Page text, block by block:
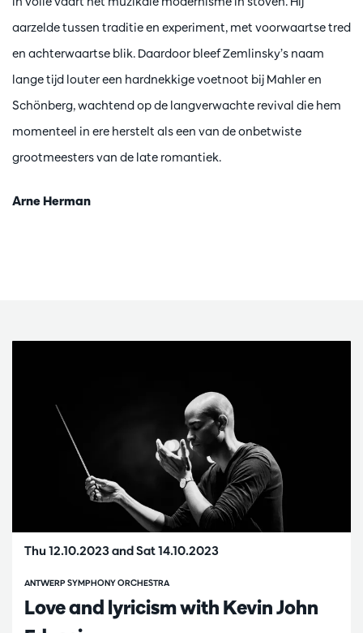
aarzelde tussen traditie en experiment, met voorwaartse tred
en achterwaartse blik. Daardoor bleef Zemlinsky’s naam
lange tijd louter een hardnekkige voetnoot bij Mahler en
Schönberg, wachtend op de langverwachte revival die hem
momenteel in ere herstelt als een van de onbetwiste
grootmeesters van de late romantiek.
Arne Herman
Love and lyricism with Kevin John
ANTWERP SYMPHONY ORCHESTRA
Thu 12.10.2023andSat 14.10.2023